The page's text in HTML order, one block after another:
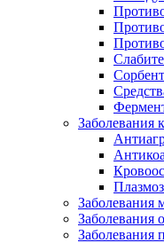
Заболевания
Заболевания
Заболевания
Заболевания